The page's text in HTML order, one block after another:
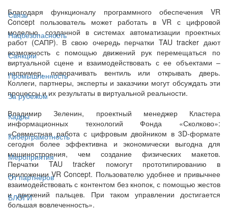
Связь
Нацбезопасность
Санкции
Промышленность
За рубежом
Кадры
Киберграмотность
Мероприятия
От партнёров
БЛОГИ
Благодаря функционалу программного обеспечения VR
Concept пользователь может работать в VR с цифровой
моделью, созданной в системах автоматизации проектных
работ (САПР). В свою очередь перчатки TAU tracker дают
возможность с помощью движений рук перемещаться по
виртуальной сцене и взаимодействовать с ее объектами –
например, поворачивать вентиль или открывать дверь.
Коллеги, партнеры, эксперты и заказчики могут обсуждать эти
процессы и их результаты в виртуальной реальности.
Владимир Зеленин, проектный менеджер Кластера
информационных технологий Фонда «Сколково»:
«Совместная работа с цифровым двойником в 3D-формате
сегодня более эффективна и экономически выгодна для
машиностроения, чем создание физических макетов.
Перчатки TAU tracker помогут прототипированию в
приложении VR Concept. Пользователю удобнее и привычнее
взаимодействовать с контентом без кнопок, с помощью жестов
и движений пальцев. При таком управлении достигается
большая вовлеченность».